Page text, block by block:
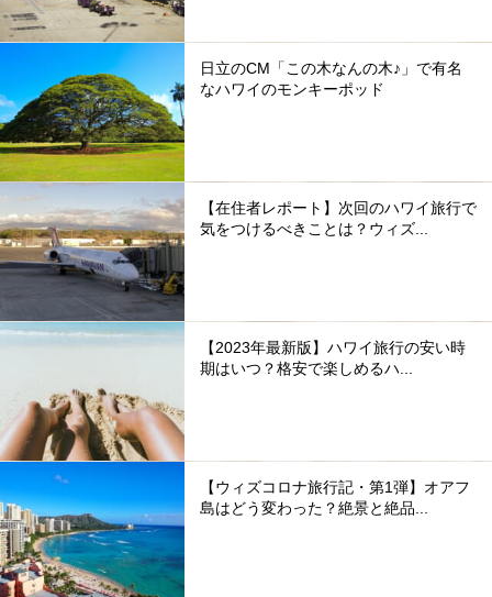
日立のCM「この木なんの木♪」で有名
なハワイのモンキーポッド
【在住者レポート】次回のハワイ旅行で
気をつけるべきことは？ウィズ...
【2023年最新版】ハワイ旅行の安い時
期はいつ？格安で楽しめるハ...
【ウィズコロナ旅行記・第1弾】オアフ
島はどう変わった？絶景と絶品...